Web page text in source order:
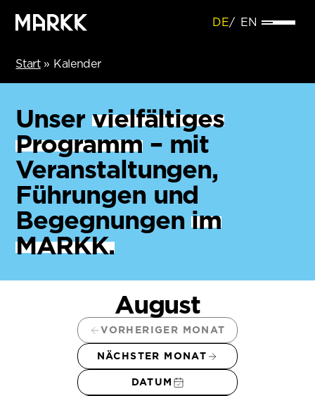
DE EN
Start» Kalender
Unser vielfältiges
Programm– mit
Veranstaltungen,
Führungen und
Begegnungenim
MARKK.
August
VORHERIGER MONAT
NÄCHSTER MONAT
DATUM